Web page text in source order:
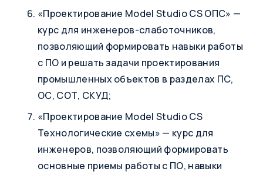
«Проектирование Model Studio CS ОПС» —
курс для инженеров-слаботочников,
позволяющий формировать навыки работы
с ПО и решать задачи проектирования
промышленных объектов в разделах ПС,
ОС, СОТ, СКУД;
«Проектирование Model Studio CS
Технологические схемы» — курс для
инженеров, позволяющий формировать
основные приемы работы с ПО, навыки